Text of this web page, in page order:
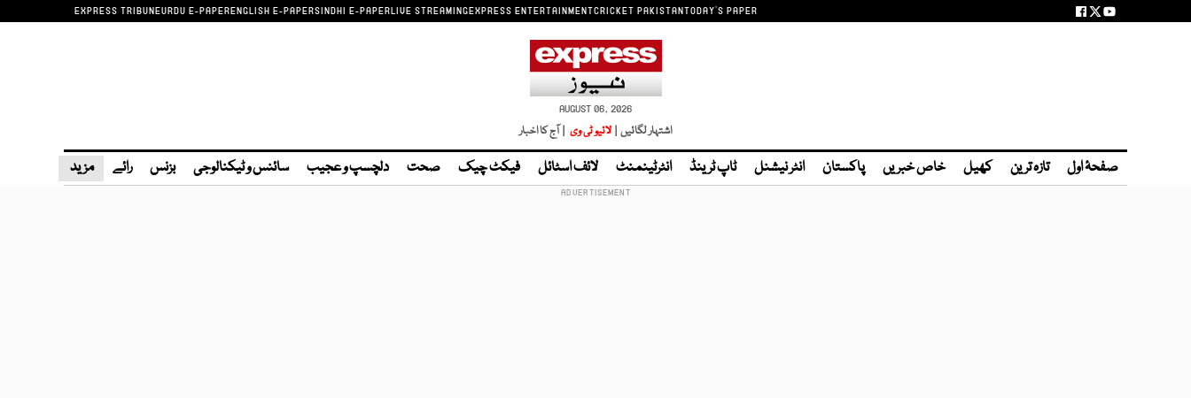
EXPRESS TRIBUNEURDU E-PAPERENGLISH E-PAPERSINDHI E-PAPERLIVE STREAMINGEXPRESS ENTERTAINMENTCRICKET PAKISTANTODAY'S PAPER
AUGUST 06, 2026
اشتہار لگائیں | لائیو ٹی وی | آج کا اخبار
صفحۂ اول تازہ ترین کھیل خاص خبریں پاکستان انٹر نیشنل ٹاپ ٹرینڈ انٹرٹینمنٹ لائف اسٹائل فیکٹ چیک صحت دلچسپ و عجیب سائنس و ٹیکنالوجی بزنس رائے مزید